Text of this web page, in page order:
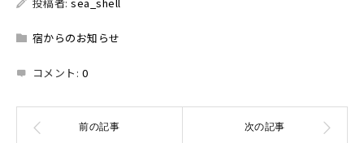
宿からのお知らせ
コメント: 0